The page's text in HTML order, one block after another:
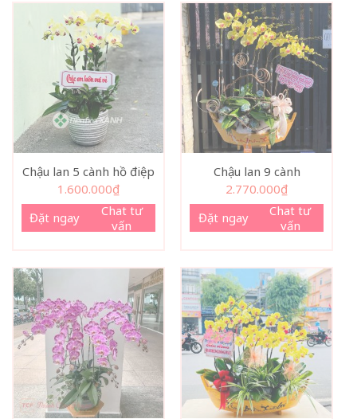
Chậu lan 5 cành hồ điệp
1.600.000₫
Đặt ngay
Chat tư
vấn
Chậu lan 9 cành
2.770.000₫
Đặt ngay
Chat tư
vấn